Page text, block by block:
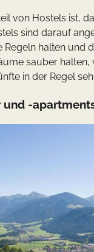
von Hostels ist,
sind darauf
Regeln halten und
sauber halten,
in der Regel
und -